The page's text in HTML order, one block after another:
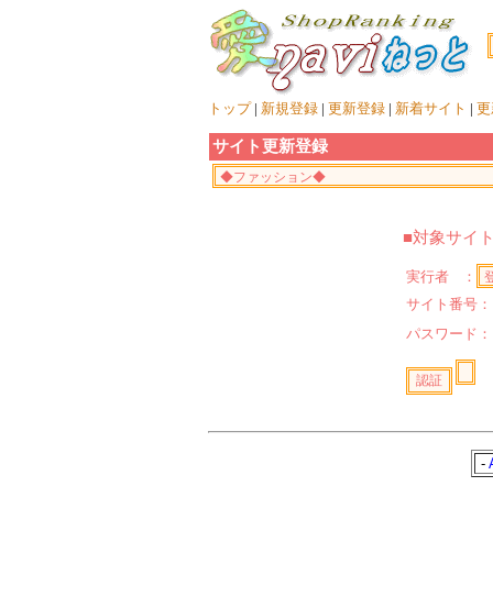
トップ| 新規登録 | 更新登録 | 新着サイト |
サイト更新登録
■対象サイ
実行者 ：
サイト番号：
パスワード
-